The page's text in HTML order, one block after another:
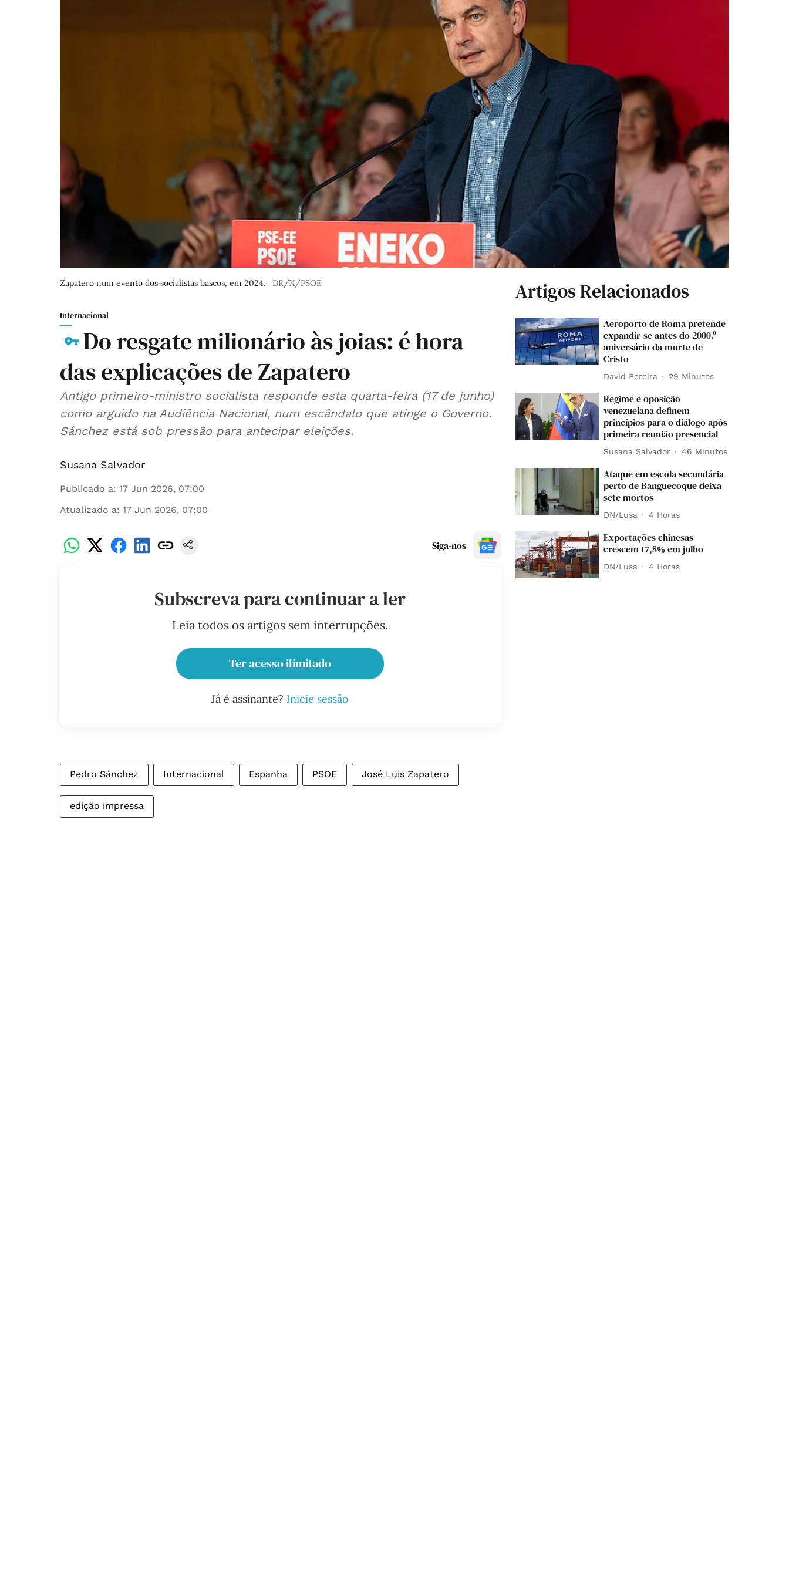
Zapatero num evento dos socialistas bascos, em 2024. DR/X/PSOE
Internacional
Do resgate milionário às joias: é hora
das explicações de Zapatero
Antigo primeiro-ministro socialista responde esta quarta-feira (17 de junho)
como arguido na Audiência Nacional, num escândalo que atinge o Governo.
Sánchez está sob pressão para antecipar eleições.
Susana Salvador
Publicado a: 17 Jun 2026, 07:00
Atualizado a: 17 Jun 2026, 07:00
Siga-nos
Subscreva para continuar a ler
Leia todos os artigos sem interrupções.
Ter acesso ilimitado
Já é assinante? Inicie sessão
Pedro Sánchez Internacional Espanha PSOE José Luis Zapatero
edição impressa
Artigos Relacionados
Aeroporto de Roma pretende
expandir-se antes do 2000.º
aniversário da morte de
Cristo
David Pereira 29 Minutos
Regime e oposição
venezuelana definem
princípios para o diálogo após
primeira reunião presencial
Susana Salvador 46 Minutos
Ataque em escola secundária
perto de Banguecoque deixa
sete mortos
DN/Lusa 4 Horas
Exportações chinesas
crescem 17,8% em julho
DN/Lusa 4 Horas